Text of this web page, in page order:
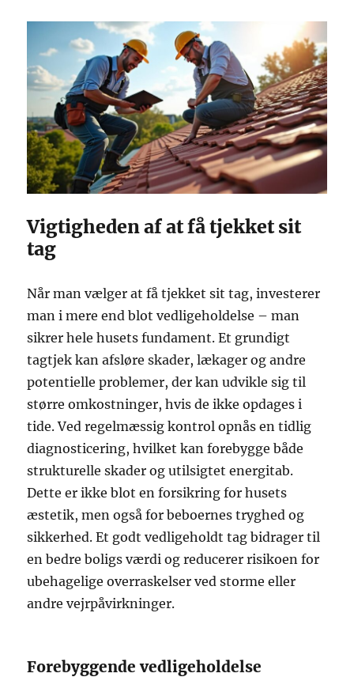
Vigtigheden af at få tjekket sit
tag
Når man vælger at få tjekket sit tag, investerer
man i mere end blot vedligeholdelse – man
sikrer hele husets fundament. Et grundigt
tagtjek kan afsløre skader, lækager og andre
potentielle problemer, der kan udvikle sig til
større omkostninger, hvis de ikke opdages i
tide. Ved regelmæssig kontrol opnås en tidlig
diagnosticering, hvilket kan forebygge både
strukturelle skader og utilsigtet energitab.
Dette er ikke blot en forsikring for husets
æstetik, men også for beboernes tryghed og
sikkerhed. Et godt vedligeholdt tag bidrager til
en bedre boligs værdi og reducerer risikoen for
ubehagelige overraskelser ved storme eller
andre vejrpåvirkninger.
Forebyggende vedligeholdelse